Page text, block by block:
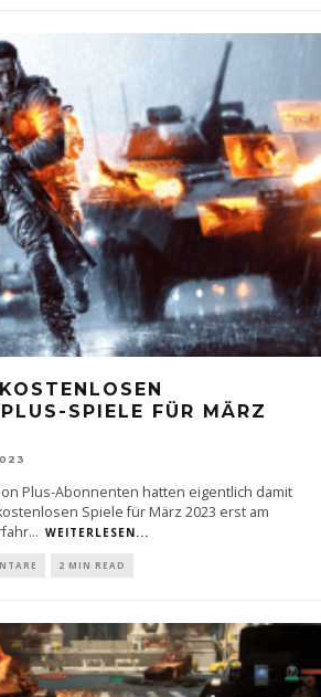
SPIELE FÜR MÄRZ
Plus-Abonnenten hatten eigentlich damit
Spiele für März 2023 erst am
... WEITERLESEN...
2 MIN READ